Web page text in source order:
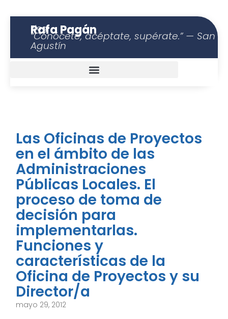
Rafa Pagán
Blog
“Conócete, acéptate, supérate.” — San
Agustín
Las Oficinas de Proyectos
en el ámbito de las
Administraciones
Públicas Locales. El
proceso de toma de
decisión para
implementarlas.
Funciones y
características de la
Oficina de Proyectos y su
Director/a
mayo 29, 2012